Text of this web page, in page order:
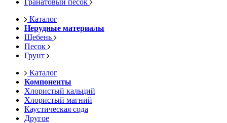
Гранатовый песок
Каталог
Нерудные материалы
Щебень
Песок
Грунт
Каталог
Компоненты
Хлористый кальций
Хлористый магний
Каустическая сода
Другое